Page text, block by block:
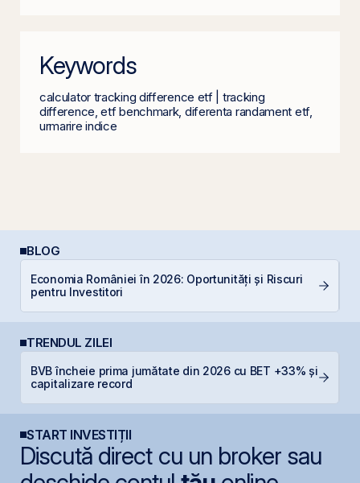
Keywords
calculator tracking difference etf | tracking
difference, etf benchmark, diferenta randament etf,
urmarire indice
BLOG
Economia României în 2026: Oportunități și Riscuri
pentru Investitori
TRENDUL ZILEI
BVB încheie prima jumătate din 2026 cu BET +33% și
capitalizare record
START INVESTIȚII
Discută direct cu un broker sau